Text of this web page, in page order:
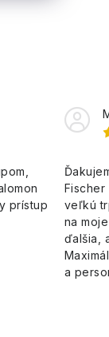
prístup
Fischer
veľkú
na
ďalšia,
a